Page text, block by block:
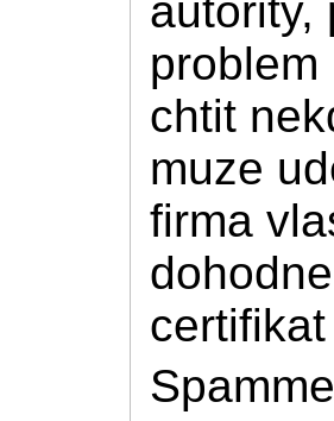
autority,
chtit
muze
firma